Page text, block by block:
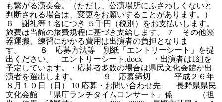
も繋がる演奏会。（ただし、公演場所にふさわしくないと
判断される場合は、変更をお願いすることがあります。）
６ 謝礼等１名につき ５千円（税別）をお支払いします。
旅費は当館の旅費規程に基づき支給します。 ７ その他楽
器運搬、練習にかかる費用は出演者の負担となりま
す。 ８ 応募方法等 別紙「エントリーシート」を提
出ください。 エントリーシート.docx ・出演者は1組を
予定しています。・応募者多数の場合は県民文化会館が出
演者を選出します。 ９ 応募締切 平成２６年
８月１０日（日） 10 応募・お問い合わせ先 長野県県民
文化会館 「県庁ランチタイムコンサート」係 （担